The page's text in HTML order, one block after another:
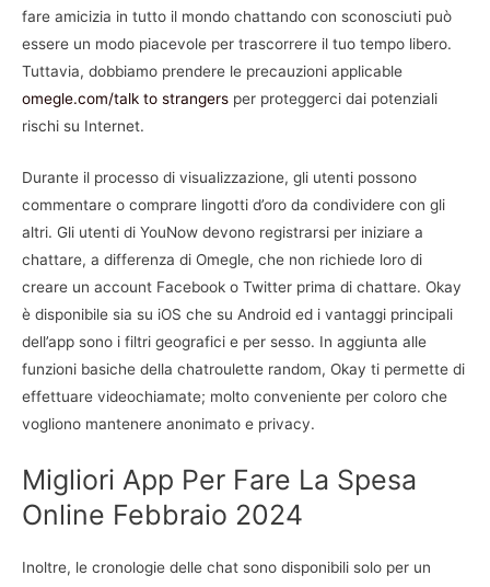
fare amicizia in tutto il mondo chattando con sconosciuti può
essere un modo piacevole per trascorrere il tuo tempo libero.
Tuttavia, dobbiamo prendere le precauzioni applicable
omegle.com/talk to strangers per proteggerci dai potenziali
rischi su Internet.
Durante il processo di visualizzazione, gli utenti possono
commentare o comprare lingotti d’oro da condividere con gli
altri. Gli utenti di YouNow devono registrarsi per iniziare a
chattare, a differenza di Omegle, che non richiede loro di
creare un account Facebook o Twitter prima di chattare. Okay
è disponibile sia su iOS che su Android ed i vantaggi principali
dell’app sono i filtri geografici e per sesso. In aggiunta alle
funzioni basiche della chatroulette random, Okay ti permette di
effettuare videochiamate; molto conveniente per coloro che
vogliono mantenere anonimato e privacy.
Migliori App Per Fare La Spesa
Online Febbraio 2024
Inoltre, le cronologie delle chat sono disponibili solo per un